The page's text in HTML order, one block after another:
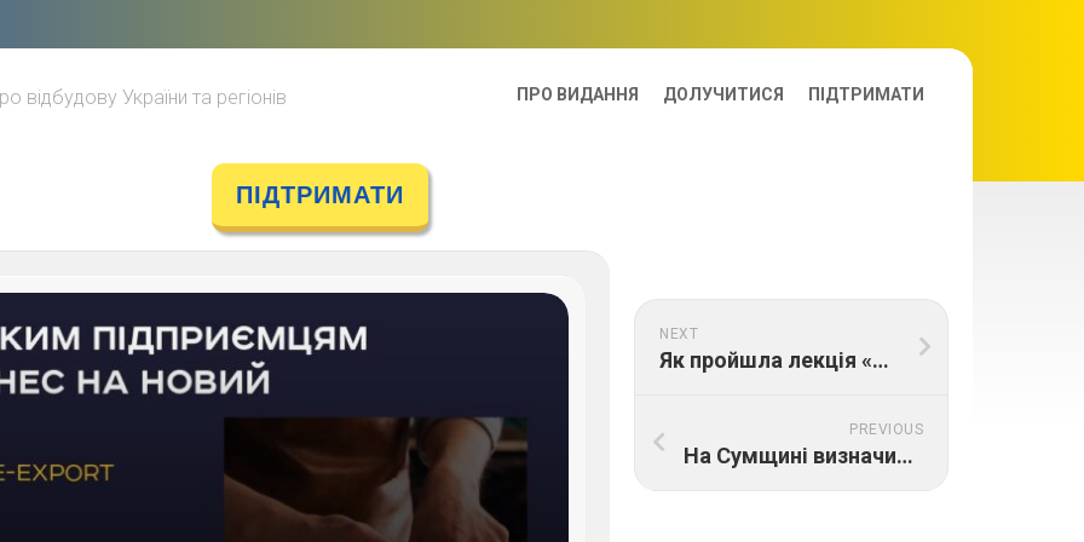
відбудову України та регіонів ПРО ВИДАННЯ ДОЛУЧИТИСЯ ПІДТРИМАТИ
ПІДТРИМАТИ
NEXT
Як пройшла лекція «Стратегічної візії» про створення ГО: відео, презентація, посібник
PREVIOUS
На Сумщині визначили, які об’єкти мають відновити першочергово